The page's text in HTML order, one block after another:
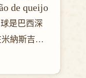
de queijo
是巴西深
納斯吉拉
傳。這種麵